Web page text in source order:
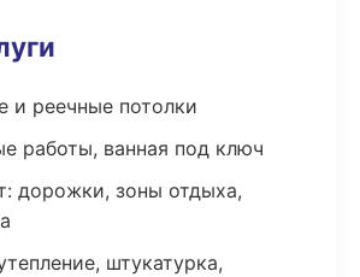
и реечные потолки
работы, ванная под ключ
дорожки, зоны отдыха,
штукатурка,